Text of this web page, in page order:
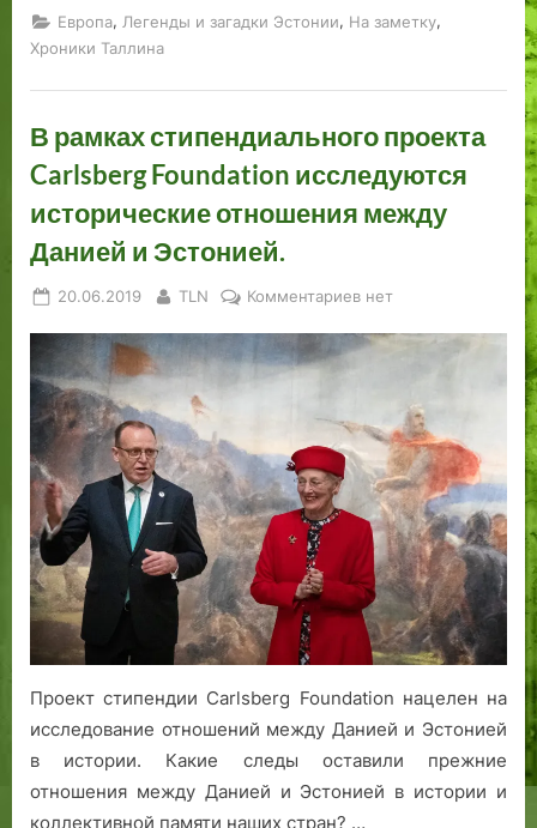
Европа, Легенды и загадки Эстонии, На заметку,
Хроники Таллина
В рамках стипендиального проекта
Carlsberg Foundation исследуются
исторические отношения между
Данией и Эстонией.
Posted
20.06.2019 By
TLN Комментариевк
В
проекта
Carlsberg
Foundation
исследуются
исторические
отношения
между
Данией
и
Эстонией.
нет
Проект стипендии Carlsberg Foundation нацелен на
исследование отношений между Данией и Эстонией
в истории. Какие следы оставили прежние
отношения между Данией и Эстонией в истории и
коллективной памяти наших стран? …